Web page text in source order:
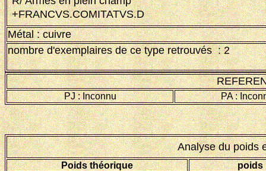
+FRANCVS.COMITATVS.D
Métal : cuivre
nombre d'exemplaires de ce type retrouvés : 2
PJ : Inconnu PA :
Analyse du poids
Poids théorique
poids